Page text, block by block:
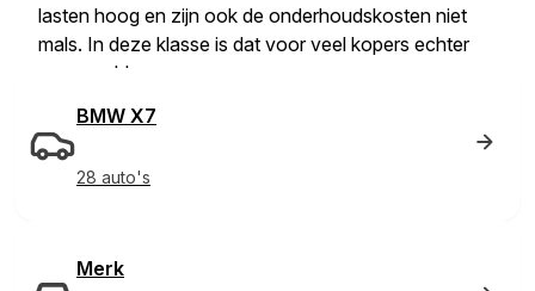
lasten hoog en zijn ook de onderhoudskosten niet
mals. In deze klasse is dat voor veel kopers echter
geen probleem.
BMW X7
28 auto's
Merk